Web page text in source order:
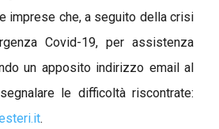
imprese che, a seguito della crisi
Covid-19, per assistenza
un apposito indirizzo email al
le difficoltà riscontrate:
.